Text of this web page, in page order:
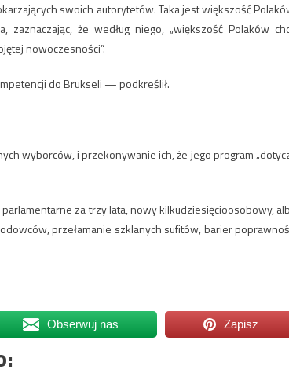
swoich autorytetów. Taka jest większość
że według niego, „większość Polaków
nowoczesności”.
do Brukseli — podkreślił.
wyborców, i przekonywanie ich, że jego program
za trzy lata, nowy kilkudziesięcioosobowy,
przełamanie szklanych sufitów, barier
Obserwuj nas Zapisz